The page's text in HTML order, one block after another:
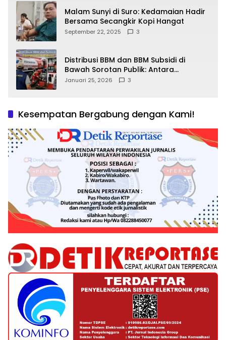
Malam Sunyi di Suro: Kedamaian Hadir
Bersama Secangkir Kopi Hangat
September 22, 2025 3
Distribusi BBM dan BBM Subsidi di
Bawah Sorotan Publik: Antara
Kepentingan Negara, Hak Konsumen,
Januari 25, 2026 3
Kesempatan Bergabung dengan Kami!